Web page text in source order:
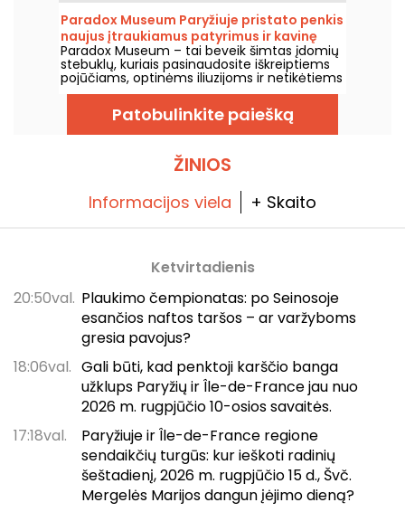
m. birželio 20 d. iki lapkričio 1 d.
Paradox Museum Paryžiuje pristato penkis
naujus įtraukiamus patyrimus ir kavinę
Hans & Gretel
Paradox Museum – tai beveik šimtas įdomių
stebuklų, kuriais pasinaudosite iškreiptiems
pojūčiams, optinėms iliuzijoms ir netikėtiems
pojūčių svaiguliams, laukia Tikrosios
Paryžiaus lankytojų apgaulės. Pamėgsite būti
apgaudinėjami ir kurti surrealistinius kadrus.
Dabar į parodą įtrauktos penkios naujos
laikas išbandyti savo pojūčius! Be to, priešais
jus atsivers naujas, neįtikėtinai skanus
sužavės.
Patobulinkite paiešką
ŽINIOS
Informacijos viela + Skaito
Ketvirtadienis
20:50val. Plaukimo čempionatas: po Seinosoje
esančios naftos taršos – ar varžyboms
gresia pavojus?
18:06val. Gali būti, kad penktoji karščio banga
užklups Paryžių ir Île-de-France jau nuo
2026 m. rugpjūčio 10-osios savaitės.
17:18val.
Paryžiuje ir Île-de-France regione
sendaikčių turgūs: kur ieškoti radinių
šeštadienį, 2026 m. rugpjūčio 15 d., Švč.
Mergelės Marijos dangun įėjimo dieną?